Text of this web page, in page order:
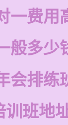
一费用
般多少
会排练
班地